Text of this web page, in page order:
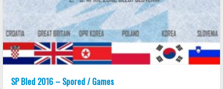
SP Bled 2016 – Spored / Games